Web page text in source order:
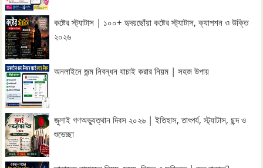
কষ্টের স্ট্যাটাস | ১০০+ হৃদয়ছোঁয়া কষ্টের স্ট্যাটাস, ক্যাপশন ও উক্তি
২০২৬
অনলাইনে জন্ম নিবন্ধন যাচাই করার নিয়ম | সহজ উপায়
জুলাই গণঅভ্যুত্থান দিবস ২০২৬ | ইতিহাস, তাৎপর্য, স্ট্যাটাস, ছন্দ ও
শুভেচ্ছা